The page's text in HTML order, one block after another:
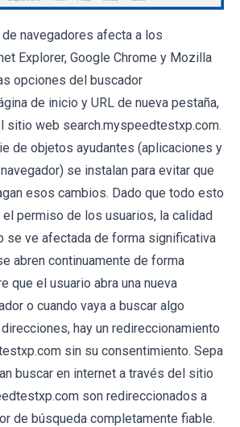
navegadores afecta a los
Explorer, Google Chrome y Mozilla
opciones del buscador
de inicio y URL de nueva pestaña,
sitio web search.myspeedtestxp.com.
de objetos ayudantes (aplicaciones y
se instalan para evitar que
esos cambios. Dado que todo esto
permiso de los usuarios, la calidad
se ve afectada de forma significativa
abren continuamente de forma
que el usuario abra una nueva
o cuando vaya a buscar algo
hay un redireccionamiento
sin su consentimiento. Sepa
buscar en internet a través del sitio
son redireccionados a
de búsqueda completamente fiable.